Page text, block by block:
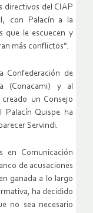
directivos del CIAP
con Palacín a la
que le escuecen y
más conflictos”.
Confederación de
(Conacami) y al
un Consejo
Palacín Quispe ha
Servindi.
Comunicación
de acusaciones
ganada a lo largo
ha decidido
no sea necesario